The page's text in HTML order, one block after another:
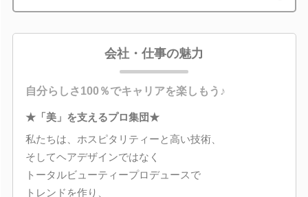
会社・仕事の魅力
自分らしさ100％でキャリアを楽しもう♪
★「美」を支えるプロ集団★
私たちは、ホスピタリティーと高い技術、
そしてヘアデザインではなく
トータルビューティープロデュースで
トレンドを作り、